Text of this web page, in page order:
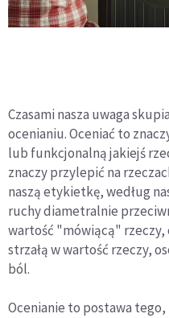
Czasami nasza uwaga
ocenianiu. Oceniać to
lub funkcjonalną jakiejś
znaczy przylepić na
naszą etykietkę, według
ruchy diametralnie
wartość "mówiącą"
strzałą w wartość rzeczy,
ból.
Ocenianie to postawa